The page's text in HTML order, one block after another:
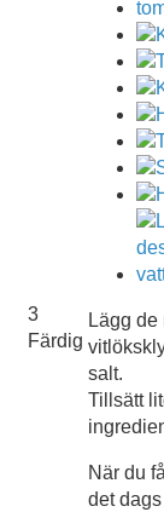
3
Färdig
Lägg
salt.
Tillsätt
När du
det